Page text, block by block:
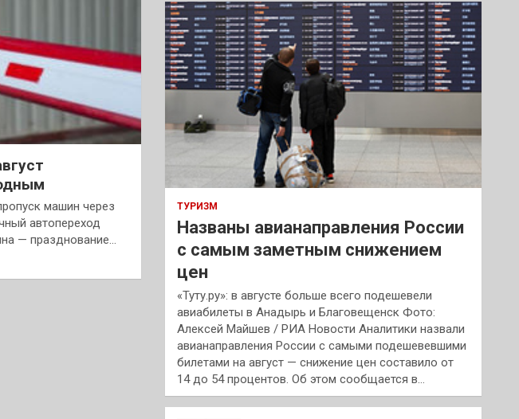
машин через
автопереход
— празднование…
к
ТУРИЗМ
Названы авианаправления России
с самым заметным снижением
цен
«Туту.ру»: в августе больше всего подешевели
авиабилеты в Анадырь и Благовещенск Фото:
Алексей Майшев / РИА Новости Аналитики назвали
авианаправления России с самыми подешевевшими
билетами на август — снижение цен составило от
14 до 54 процентов. Об этом сообщается в…